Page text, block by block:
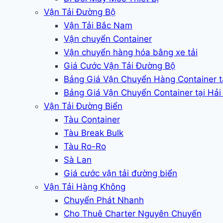
Vận Tải Đường Bộ
Vận Tải Bắc Nam
Vận chuyển Container
Vận chuyển hàng hóa bằng xe tải
Giá Cước Vận Tải Đường Bộ
Bảng Giá Vận Chuyển Hàng Container
Bảng Giá Vận Chuyển Container tại Hải
Vận Tải Đường Biển
Tàu Container
Tàu Break Bulk
Tàu Ro-Ro
Sà Lan
Giá cước vận tải đường biển
Vận Tải Hàng Không
Chuyển Phát Nhanh
Cho Thuê Charter Nguyên Chuyến